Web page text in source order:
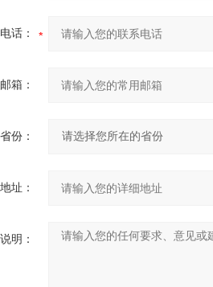
话：
箱：
省份：
址：
明：